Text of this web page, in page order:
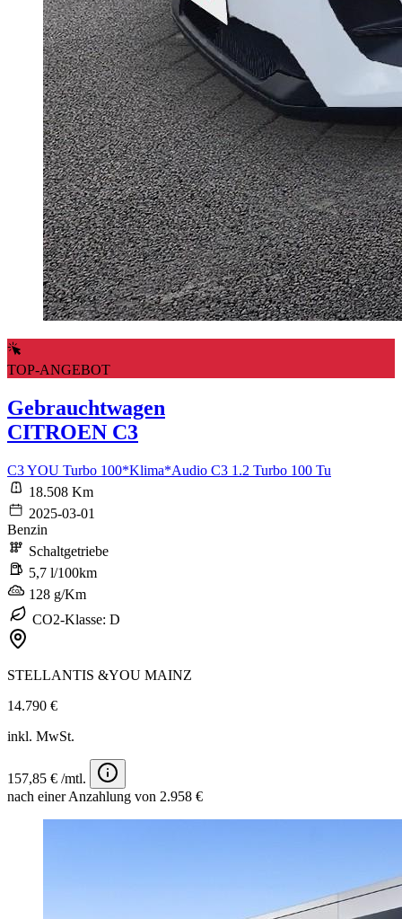
TOP-ANGEBOT
Gebrauchtwagen
CITROEN C3
C3 YOU Turbo 100*Klima*Audio C3 1.2 Turbo 100 Tu
18.508 Km
2025-03-01
Benzin
Schaltgetriebe
5,7 l/100km
128 g/Km
CO2-Klasse: D
STELLANTIS &YOU MAINZ
14.790 €
inkl. MwSt.
157,85 € /mtl.
nach einer Anzahlung von 2.958 €